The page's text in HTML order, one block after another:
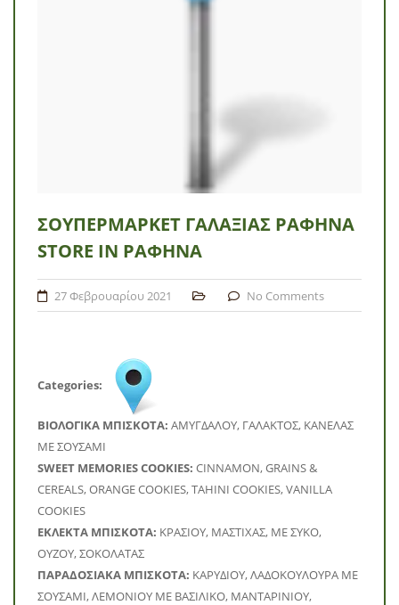
ΣΟΥΠΕΡΜΆΡΚΕΤ ΓΑΛΑΞΊΑΣ ΡΑΦΉΝΑ
STORE IN ΡΑΦΉΝΑ
27 Φεβρουαρίου 2021 No Comments
Categories:
BΙΟΛΟΓΙΚΑ ΜΠΙΣΚΟΤΑ: ΑΜΥΓΔΑΛΟΥ, ΓΑΛΑΚΤΟΣ, ΚΑΝΕΛΑΣ
ΜΕ ΣΟΥΣΑΜΙ
SWEET MEMORIES COOKIES: CINNAMON, GRAINS &
CEREALS, ORANGE COOKIES, TAHINI COOKIES, VANILLA
COOKIES
ΕΚΛΕΚΤΑ ΜΠΙΣΚΟΤΑ: ΚΡΑΣΙΟΥ, ΜΑΣΤΙΧΑΣ, ΜΕ ΣΥΚΟ,
ΟΥΖΟΥ, ΣΟΚΟΛΑΤΑΣ
ΠΑΡΑΔΟΣΙΑΚΑ ΜΠΙΣΚΟΤΑ: ΚΑΡΥΔΙΟΥ, ΛΑΔΟΚΟΥΛΟΥΡΑ ΜΕ
ΣΟΥΣΑΜΙ, ΛΕΜΟΝΙΟΥ ΜΕ ΒΑΣΙΛΙΚΟ, ΜΑΝΤΑΡΙΝΙΟΥ,